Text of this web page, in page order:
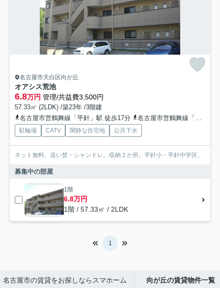
名古屋市天白区向が丘
オアシス荒池
6.8万円 管理/共益費3,500円
57.33㎡ (2LDK) /築23年 /3階建
名古屋市営鶴舞線「平針」駅 徒歩17分
名古屋市営鶴舞線「平針」駅 バス9分 市バス「平針上ノ池」 停歩10分
駐輪場 CATV 閑静な住宅地 公共下水
ネット無料。追い焚・シャンドレ。収納２か所。平針小・平針中学区。
募集中の部屋
1階
6.8万円
1階 / 57.33㎡ / 2LDK
1
名古屋市の賃貸をお探しならスマホーム 向が丘の賃貸物件一覧